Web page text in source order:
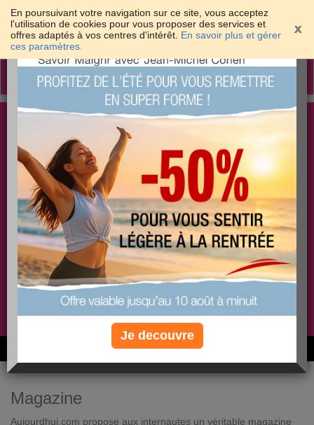
En poursuivant votre navigation sur ce site, vous acceptez
l'utilisation de cookies pour vous proposer des services et
offres adaptés à vos centres d'intérêt. En savoir plus et gérer
ces paramètres.
Toggle
Les meilleures solutions pour maigrir et être bien
dans sa peau
PLUS
EFFICACE
PLUS
SANTÉ
PLUS
COACHING
Non, je préfère le régime gratuit
6M de personnes ont maigri et réappris à manger avec nous
Magazine
Aujourdhui.com propose aux internautes un véritable magazine
×
Je decouvre